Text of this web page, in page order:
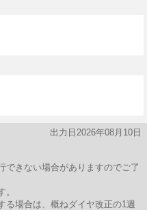
出力日2026年08月10日
きない場合がありますのでご了
る場合は、概ねダイヤ改正の1週